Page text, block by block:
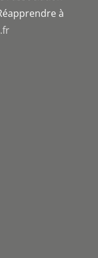
à